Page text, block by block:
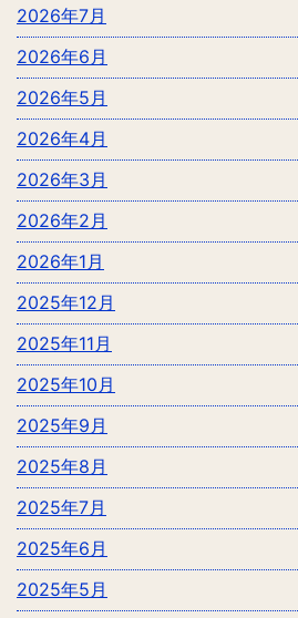
2026年7月
2026年6月
2026年5月
2026年4月
2026年3月
2026年2月
2026年1月
2025年12月
2025年11月
2025年10月
2025年9月
2025年8月
2025年7月
2025年6月
2025年5月